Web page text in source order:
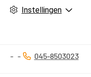
Instellingen
Tel:
045-8503023